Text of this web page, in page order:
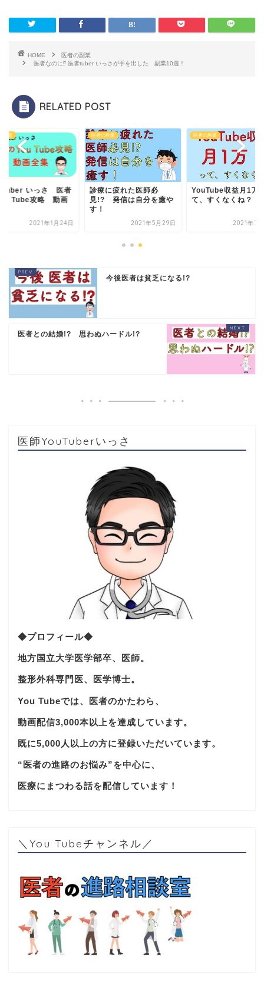
HOME
医者の副業
医者なのに⁉︎ 医者tuber いっさが手を出した 副業10選！
RELATED POST
副業
tuber いっさ 医者
Tube攻略 動画
2021年1月24日
医者の副業
診療に疲れた医師必
見!? 発信は自分を癒や
す！
2021年5月29日
医者の副業
YouTube収益月1万
て、すくなくね？
2021年7
今後医者は貧乏になる!?
医者との結婚!? 思わぬハードル!?
医師YouTuberいっさ
◆プロフィール◆
地方国立大学医学部卒、医師。
整形外科専門医、医学博士。
You Tubeでは、医者のかたわら、
動画配信3,000本以上を達成しています。
既に5,000人以上の方に登録いただいています。
“医者の進路のお悩み”を中心に、
医療にまつわる話を配信しています！
＼You Tubeチャンネル／